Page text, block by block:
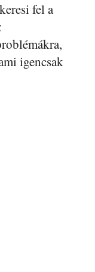
fel a
igencsak